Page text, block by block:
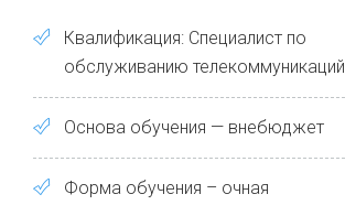
Квалификация: Специалист по
обслуживанию телекоммуникаций
Основа обучения — внебюджет
Форма обучения – очная